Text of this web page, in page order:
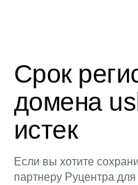
Срок
домена
истек
Если вы хотите
партнеру Руцентра